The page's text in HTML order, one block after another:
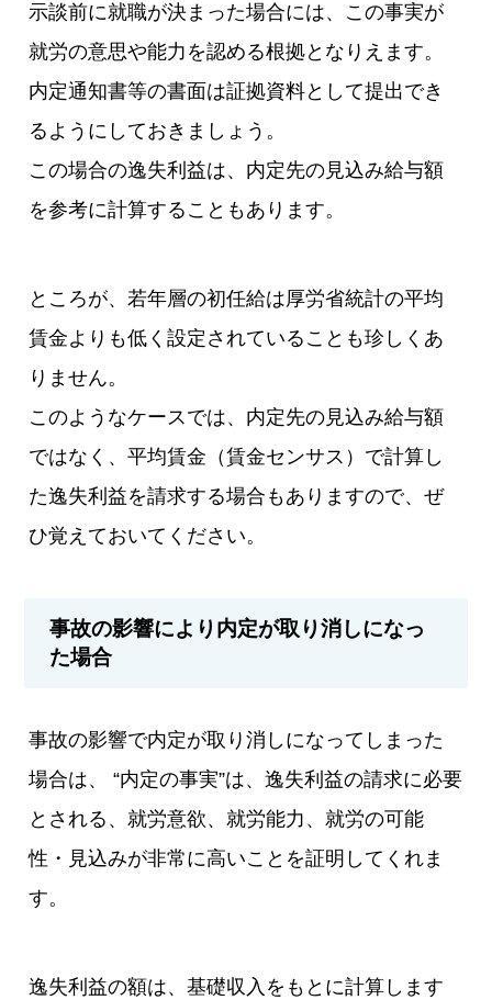
示談前に就職が決まった場合には、この事実が
就労の意思や能力を認める根拠となりえます。
内定通知書等の書面は証拠資料として提出でき
るようにしておきましょう。
この場合の逸失利益は、内定先の見込み給与額
を参考に計算することもあります。
ところが、若年層の初任給は厚労省統計の平均
賃金よりも低く設定されていることも珍しくあ
りません。
このようなケースでは、内定先の見込み給与額
ではなく、平均賃金（賃金センサス）で計算し
た逸失利益を請求する場合もありますので、ぜ
ひ覚えておいてください。
事故の影響により内定が取り消しになっ
た場合
事故の影響で内定が取り消しになってしまった
場合は、 “内定の事実”は、逸失利益の請求に必要
とされる、就労意欲、就労能力、就労の可能
性・見込みが非常に高いことを証明してくれま
す。
逸失利益の額は、基礎収入をもとに計算します